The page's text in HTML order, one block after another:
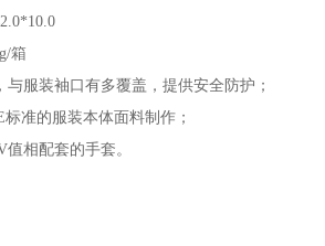
箱
与服装袖口有多覆盖，提供安全防护；
准的服装本体面料制作；
相配套的手套。